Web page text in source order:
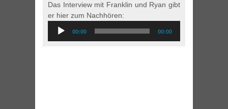
Das Interview mit Franklin und Ryan gibt
er hier zum Nachhören:
Audio
Player
00:00 00:00